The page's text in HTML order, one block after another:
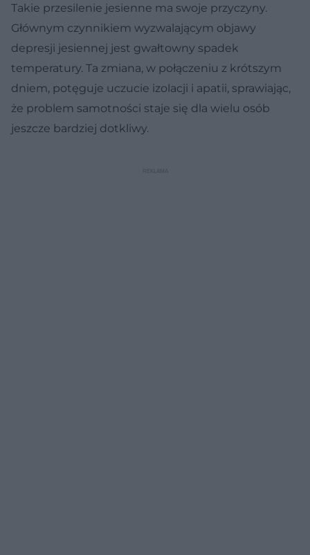
Takie przesilenie jesienne ma swoje przyczyny.
Głównym czynnikiem wyzwalającym objawy
depresji jesiennej jest gwałtowny spadek
temperatury. Ta zmiana, w połączeniu z krótszym
dniem, potęguje uczucie izolacji i apatii, sprawiając,
że problem samotności staje się dla wielu osób
jeszcze bardziej dotkliwy.